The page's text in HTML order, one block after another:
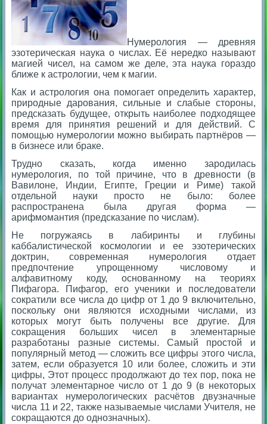
Нумерология — древняя
эзотерическая наука о числах. Еë нередко называют
магией чисел, на самом же деле, эта наука гораздо
ближе к астрологии, чем к магии.
Как и астрология она помогает определить характер,
природные дарования, сильные и слабые стороны,
предсказать будущее, открыть наиболее подходящее
время для принятия решений и для действий. С
помощью нумерологии можно выбирать партнëров —
в бизнесе или браке.
Трудно сказать, когда именно зародилась
нумерология, по той причине, что в древности (в
Вавилоне, Индии, Египте, Греции и Риме) такой
отдельной науки просто не было: более
распространена была другая форма —
арифмомантия (предсказание по числам).
Не погружаясь в лабиринты и глубины
каббалистической космологии и ее эзотерических
доктрин, современная нумерология отдает
предпочтение упрощенному числовому и
алфавитному коду, основанному на теориях
Пифагора. Пифагор, его ученики и последователи
сократили все числа до цифр от 1 до 9 включительно,
поскольку они являются исходными числами, из
которых могут быть получены все другие. Для
сокращения больших чисел в элементарные
разработаны разные системы. Самый простой и
популярный метод — сложить все цифры этого числа,
затем, если образуется 10 или более, сложить и эти
цифры, Этот процесс продолжают до тех пор, пока не
получат элементарное число от 1 до 9 (в некоторых
вариантах нумерологических расчëтов двузначные
числа 11 и 22, также называемые числами Учителя, не
сокращаются до однозначных).